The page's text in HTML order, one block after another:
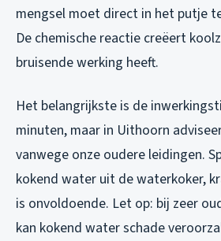
mengsel moet direct in het putje
De chemische reactie creëert
bruisende werking heeft.
Het belangrijkste is de
minuten, maar in Uithoorn
vanwege onze oudere leidingen.
kokend water uit de waterkoker,
is onvoldoende. Let op: bij zeer
kan kokend water schade